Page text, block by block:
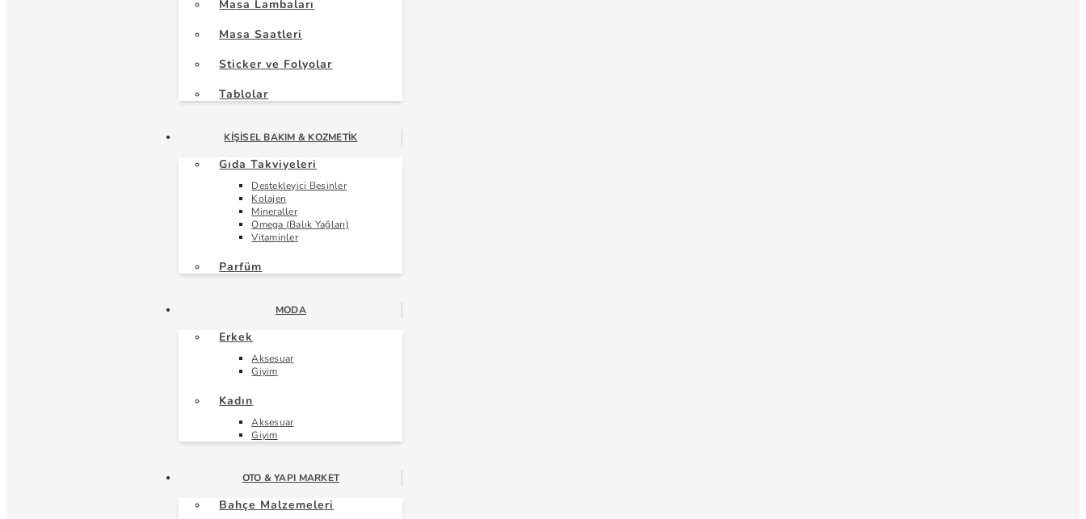
Masa Lambaları
Masa Saatleri
Sticker ve Folyolar
Tablolar
KIŞISEL BAKIM & KOZMETIK
Gıda Takviyeleri
Destekleyici Besinler
Kolajen
Mineraller
Omega (Balık Yağları)
Vitaminler
Parfüm
MODA
Erkek
Aksesuar
Giyim
Kadın
Aksesuar
Giyim
OTO & YAPI MARKET
Bahçe Malzemeleri